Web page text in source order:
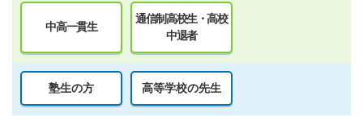
中高一貫生
通信制高校生・高校
中退者
塾生の方 高等学校の先生